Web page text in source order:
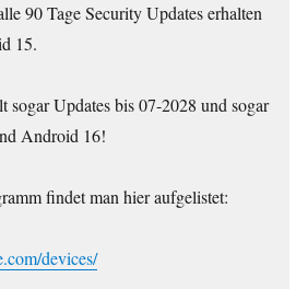
90 Tage Security Updates erhalten
15.
Updates bis 07-2028 und sogar
Android 16!
findet man hier aufgelistet:
devices/